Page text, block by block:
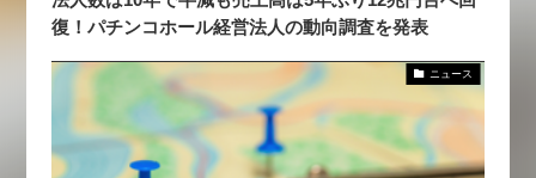
復！パチンコホール経営法人の動向調査を発表
ニュース